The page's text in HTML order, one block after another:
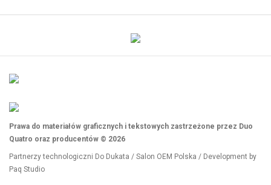
Prawa do materiałów graficznych i tekstowych zastrzeżone przez Duo
Quatro oraz producentów © 2026
Partnerzy technologiczni Do Dukata / Salon OEM Polska / Development by
Paq Studio